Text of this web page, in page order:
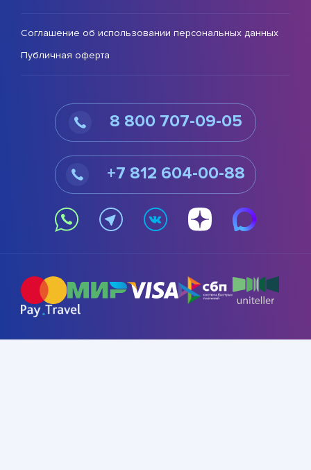
Соглашение об использовании персональных данных
Публичная оферта
8 800 707-09-05
+7 812 604-00-88